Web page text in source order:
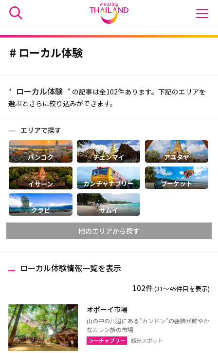
ローカル体験
“ ローカル体験 ” の記事は全102件あります。下記のエリアを
選ぶとさらに絞り込みができます。
エリアで探す
バンコク チェンマイ アユタヤ
イサーン カンチャナブリー プーケット
クラビ サムイ
他のエリアから探す
ランパーン
ランプーン
スコータイ
ターク
カンペーンペット
ピッサヌローク
ナコーンサワン
ローカル体験情報一覧を表示
102件(31〜45件目を表示)
オポーイ市場
山の中の川辺にある"カンドン"の装飾が鮮やか
なカレン族の市場
ラーチャブリー 観光スポット